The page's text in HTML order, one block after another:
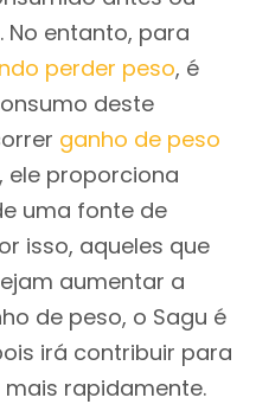
No entanto, para
perder peso, é
deste
ganho de peso
ele proporciona
uma fonte de
isso, aqueles que
aumentar a
de peso, o Sagu é
irá contribuir para
rapidamente.